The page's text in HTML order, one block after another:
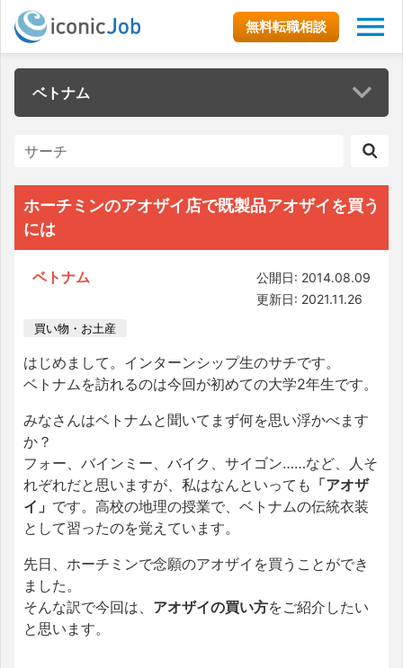
無料転職相談
ベトナム
ホーチミンのアオザイ店で既製品アオザイを買う
には
ベトナム
公開日: 2014.08.09
更新日: 2021.11.26
買い物・お土産
はじめまして。インターンシップ生のサチです。
ベトナムを訪れるのは今回が初めての大学2年生です。
みなさんはベトナムと聞いてまず何を思い浮かべます
か？
フォー、バインミー、バイク、サイゴン……など、人そ
れぞれだと思いますが、私はなんといっても 「アオザ
イ」 です。高校の地理の授業で、ベトナムの伝統衣装
として習ったのを覚えています。
先日、ホーチミンで念願のアオザイを買うことができ
ました。
そんな訳で今回は、 アオザイの買い方をご紹介したい
と思います。